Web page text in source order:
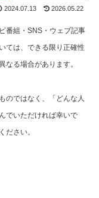
2024.07.13 2026.05.22
番組・SNS・ウェブ記事
ては、できる限り正確性
なる場合があります。
のではなく、「どんな人
でいただければ幸いで
ださい。